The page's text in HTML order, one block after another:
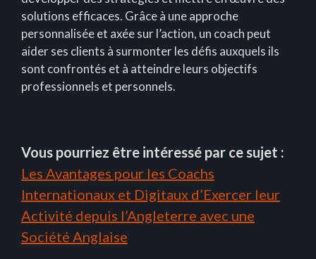
solutions efficaces. Grâce à une approche
personnalisée et axée sur l’action, un coach peut
aider ses clients à surmonter les défis auxquels ils
sont confrontés et à atteindre leurs objectifs
professionnels et personnels.
Vous pourriez être intéressé par ce sujet :
Les Avantages pour les Coachs
Internationaux et Digitaux d’Exercer leur
Activité depuis l’Angleterre avec une
Société Anglaise